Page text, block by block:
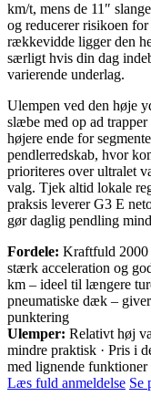
km/t, mens de 11″
og reducerer risikoen
rækkevidde ligger den
særligt hvis din dag
varierende underlag.
Ulempen ved den høje
slæbe med op ad
højere ende for
pendlerredskab, hvor
prioriteres over ultralet
valg. Tjek altid lokale
praksis leverer G3 E
gør daglig pendling
Fordele: Kraftfuld 2000
stærk acceleration og
km – ideel til længere
pneumatiske dæk –
punktering
Ulemper: Relativt høj
mindre praktisk · Pris i
med lignende funktioner
Læs fuld anmeldelse Se